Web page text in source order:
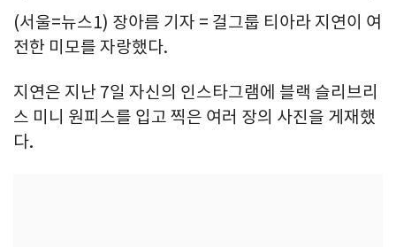
(서울=뉴스1) 장아름 기자 = 걸그룹 티아라 지연이 여
전한 미모를 자랑했다.
지연은 지난 7일 자신의 인스타그램에 블랙 슬리브리
스 미니 원피스를 입고 찍은 여러 장의 사진을 게재했
다.